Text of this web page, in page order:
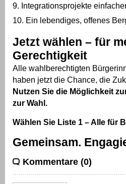
Integrationsprojekte
Ein lebendiges, offenes
Jetzt wählen – für
Gerechtigkeit
Alle wahlberechtigten
haben jetzt die Chance, die
Nutzen Sie die Möglichkeit
zur Wahl.
Wählen Sie Liste 1 – Alle für
Gemeinsam.
Kommentare (0)